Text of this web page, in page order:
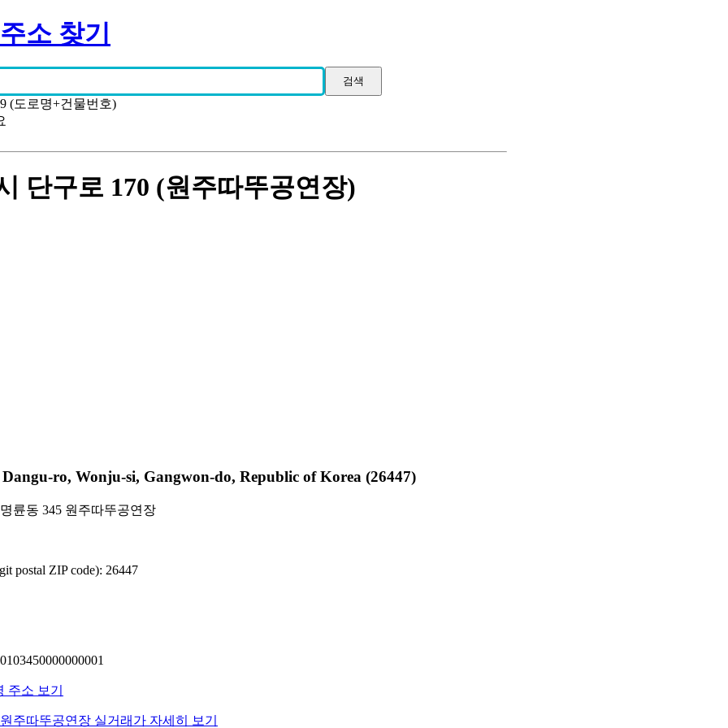
소 찾기
(도로명+건물번호)
단구로 170 (원주따뚜공연장)
ro, Wonju-si, Gangwon-do, Republic of Korea (26447)
륜동 345 원주따뚜공연장
postal ZIP code): 26447
주소 보기
주따뚜공연장 실거래가 자세히 보기